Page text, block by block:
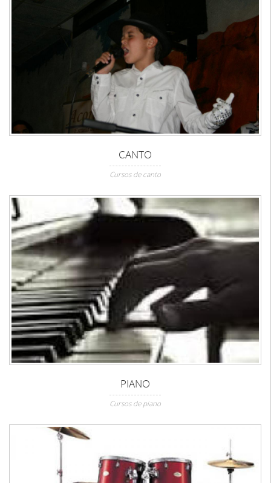
CANTO
Cursos de canto
PIANO
Cursos de piano